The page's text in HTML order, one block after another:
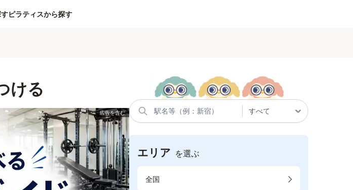
ピラティスから探す
ける
エリア を選ぶ
全国